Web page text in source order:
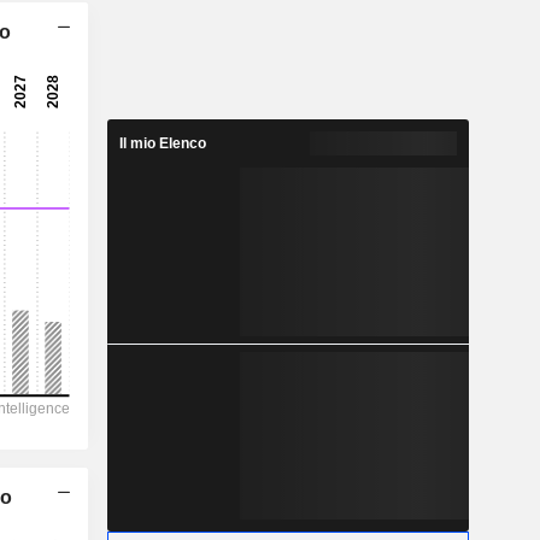
3,46x
4,04x
42.613
14.624
Il mio Elenco